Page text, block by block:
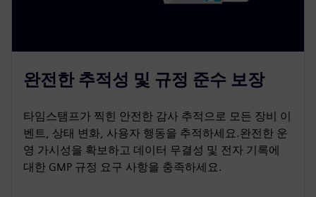
완전한 추적성 및 규정 준수 보장
타임스탬프가 찍힌 안전한 감사 추적으로 모든 장비 이
벤트, 상태 변화, 사용자 행동을 추적하세요.완전한 운
영 가시성을 확보하고 데이터 무결성 및 전자 기록에
대한 GMP 규정 요구 사항을 충족하세요.